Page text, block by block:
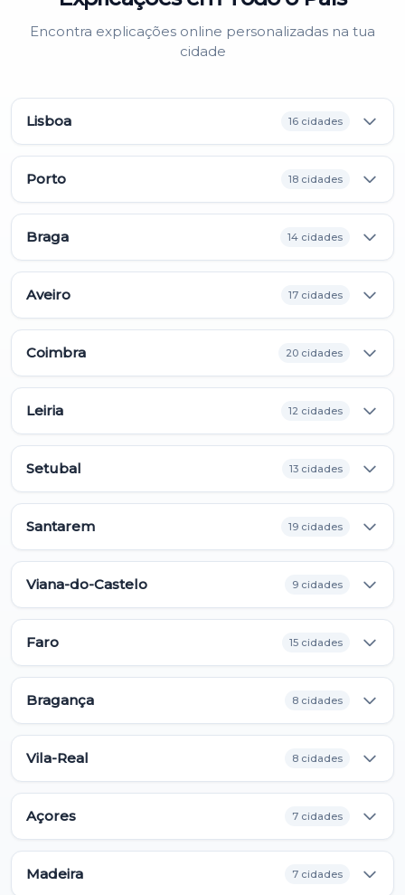
Encontra explicações online personalizadas na tua
cidade
Lisboa 16 cidades
Porto 18 cidades
Braga 14 cidades
Aveiro 17 cidades
Coimbra 20 cidades
Leiria 12 cidades
Setubal 13 cidades
Santarem 19 cidades
Viana-do-Castelo 9 cidades
Faro 15 cidades
Bragança 8 cidades
Vila-Real 8 cidades
Açores 7 cidades
Madeira 7 cidades